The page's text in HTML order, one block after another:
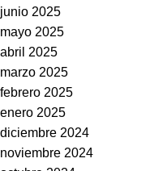
junio 2025
mayo 2025
abril 2025
marzo 2025
febrero 2025
enero 2025
diciembre 2024
noviembre 2024